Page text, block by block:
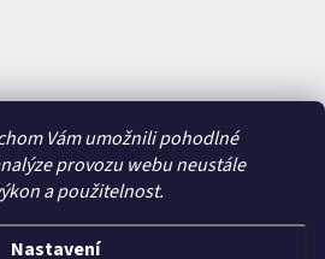
Vám umožnili pohodlné
provozu webu neustále
a použitelnost.
Nastavení